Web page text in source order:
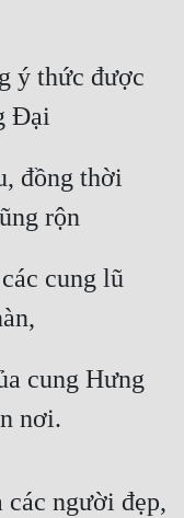
ý thức được
Đại
đồng thời
rộn
cung lũ
cung Hưng
nơi.
người đẹp,